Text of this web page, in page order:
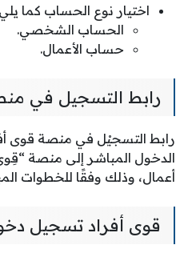
اختيار نوع الحساب كما
الحساب الشخصي.
حساب الأعمال.
رابط التسجيل في
رابط التسجيْل في منصة قوى
الدخول المباشر إلى منصة
أعمال، وذلك وفقًا للخطوات
قوى أفراد تسجيل